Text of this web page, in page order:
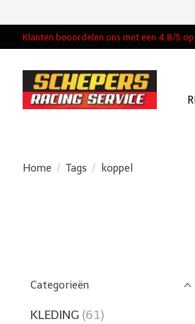
Klanten beoordelen ons met een 4,8/5
Home / Tags / koppel
Categorieën
KLEDING (61)